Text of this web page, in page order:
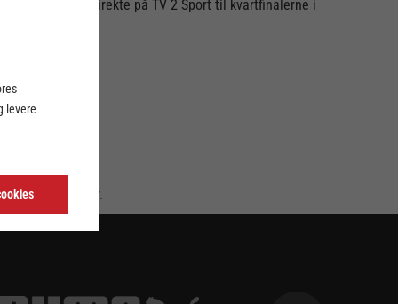
trukket lod direkte på TV 2 Sport til kvartfinalerne i
billetsalg følger.
levere